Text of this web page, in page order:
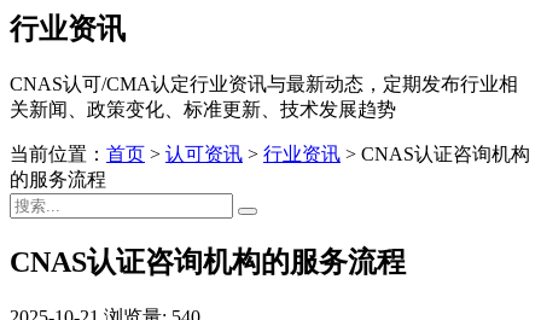
行业资讯
CNAS认可/CMA认定行业资讯与最新动态，定期发布行业相
关新闻、政策变化、标准更新、技术发展趋势
当前位置： 首页 > 认可资讯 > 行业资讯 > CNAS认证咨询机构
的服务流程
CNAS认证咨询机构的服务流程